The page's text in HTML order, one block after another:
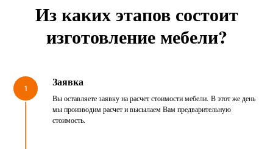
Из каких этапов состоит
изготовление мебели?
1 Заявка
Вы оставляете заявку на расчет стоимости мебели. В этот же день
мы производим расчет и высылаем Вам предварительную
стоимость.